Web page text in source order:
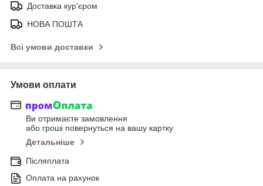
Доставка кур'єром
НОВА ПОШТА
Всі умови доставки
Умови оплати
Ви отримаєте замовлення
або гроші повернуться на вашу картку
Детальніше
Післяплата
Оплата на рахунок